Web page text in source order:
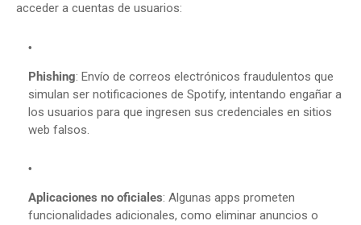
acceder a cuentas de usuarios:
Phishing: Envío de correos electrónicos fraudulentos que
simulan ser notificaciones de Spotify, intentando engañar a
los usuarios para que ingresen sus credenciales en sitios
web falsos.
Aplicaciones no oficiales: Algunas apps prometen
funcionalidades adicionales, como eliminar anuncios o